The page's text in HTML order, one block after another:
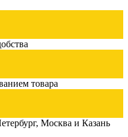
товара
Москва и Казань